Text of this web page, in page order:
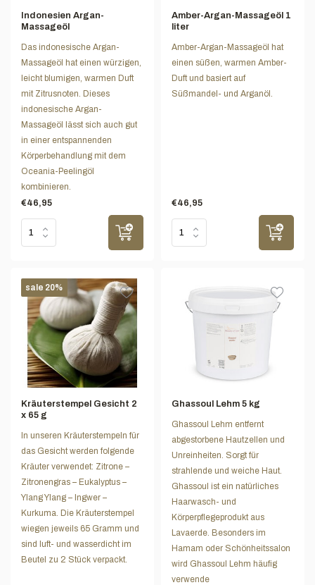
Indonesien Argan-
Massageöl
Das indonesische Argan-
Massageöl hat einen würzigen,
leicht blumigen, warmen Duft
mit Zitrusnoten. Dieses
indonesische Argan-
Massageöl lässt sich auch gut
in einer entspannenden
Körperbehandlung mit dem
Oceania-Peelingöl
kombinieren.
€46,95
Amber-Argan-Massageöl 1
liter
Amber-Argan-Massageöl hat
einen süßen, warmen Amber-
Duft und basiert auf
Süßmandel- und Arganöl.
€46,95
sale 20%
Kräuterstempel Gesicht 2
x 65 g
In unseren Kräuterstempeln für
das Gesicht werden folgende
Kräuter verwendet: Zitrone –
Zitronengras – Eukalyptus –
Ylang Ylang – Ingwer –
Kurkuma. Die Kräuterstempel
wiegen jeweils 65 Gramm und
sind luft- und wasserdicht im
Beutel zu 2 Stück verpackt.
Ghassoul Lehm 5 kg
Ghassoul Lehm entfernt
abgestorbene Hautzellen und
Unreinheiten. Sorgt für
strahlende und weiche Haut.
Ghassoul ist ein natürliches
Haarwasch- und
Körperpflegeprodukt aus
Lavaerde. Besonders im
Hamam oder Schönheitssalon
wird Ghassoul Lehm häufig
verwende